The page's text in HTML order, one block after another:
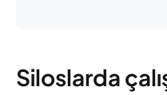
Siloslarda